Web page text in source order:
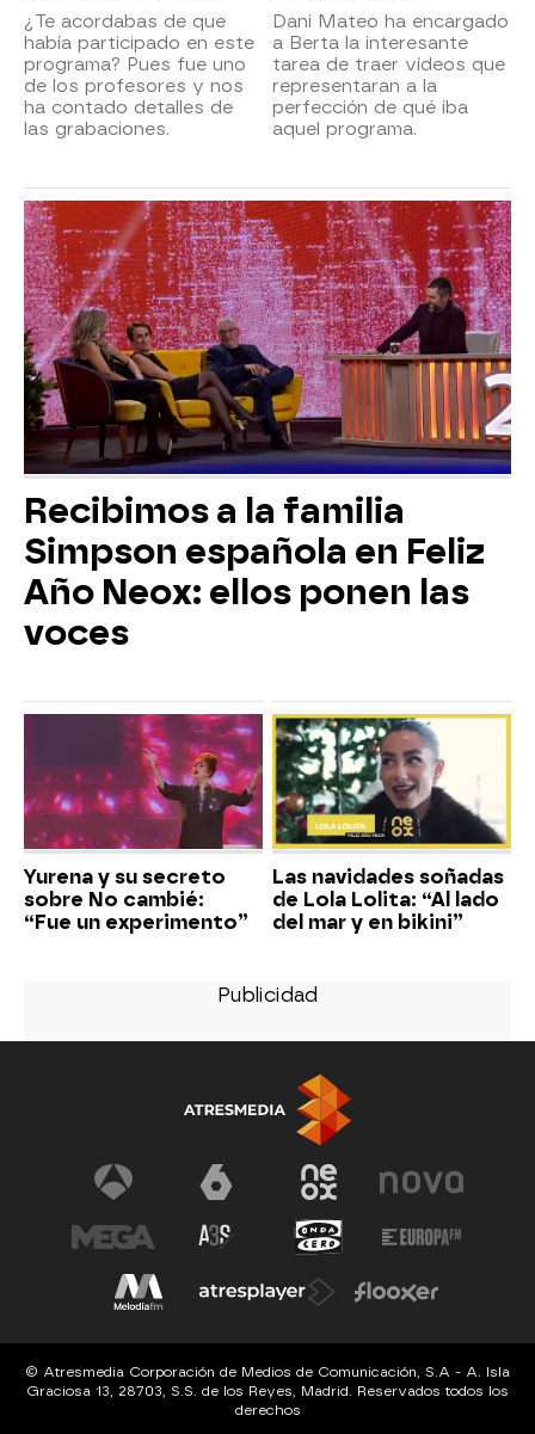
¿Te acordabas de que
había participado en este
programa? Pues fue uno
de los profesores y nos
ha contado detalles de
las grabaciones.
Dani Mateo ha encargado
a Berta la interesante
tarea de traer vídeos que
representaran a la
perfección de qué iba
aquel programa.
Recibimos a la familia
Simpson española en Feliz
Año Neox: ellos ponen las
voces
Yurena y su secreto
sobre No cambié:
“Fue un experimento”
Las navidades soñadas
de Lola Lolita: “Al lado
del mar y en bikini”
© Atresmedia Corporación de Medios de Comunicación, S.A - A. Isla
Graciosa 13, 28703, S.S. de los Reyes, Madrid. Reservados todos los
derechos